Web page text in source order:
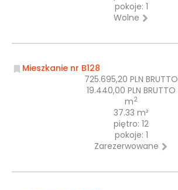
pokoje: 1
Wolne
Mieszkanie nr B128
725.695,20 PLN BRUTTO
19.440,00 PLN BRUTTO
m2
37.33 m²
piętro: 12
pokoje: 1
Zarezerwowane